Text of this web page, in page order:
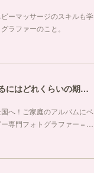
ーマッサージのスキルも学
ラファーのこと。
ベビグラファーになるにはどれくらいの期間が必要ですか？
へ！ご家庭のアルバムにベ
専門フォトグラファー＝…